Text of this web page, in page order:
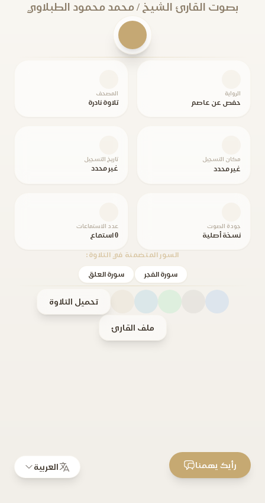
بصوت القارئ الشيخ / محمد محمود الطبلاوي
الرواية
حفص عن عاصم
المصحف
تلاوة نادرة
مكان التسجيل
غير محدد
تاريخ التسجيل
غير محدد
جودة الصوت
نسخة أصلية
عدد الاستماعات
0 استماع
السور المتضمنة في التلاوة:
سورة الفجر سورة العلق
تحميل التلاوة
ملف القارئ
العربية رأيك يهمنا